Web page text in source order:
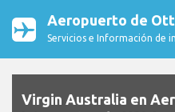
Aeropuerto de
Servicios e Información de
Virgin Australia en